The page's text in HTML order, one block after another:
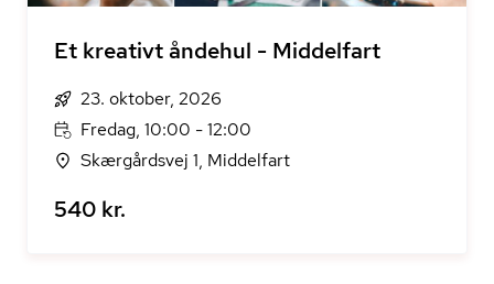
Et kreativt åndehul - Middelfart
23. oktober, 2026
Fredag, 10:00 - 12:00
Skærgårdsvej 1, Middelfart
540 kr.